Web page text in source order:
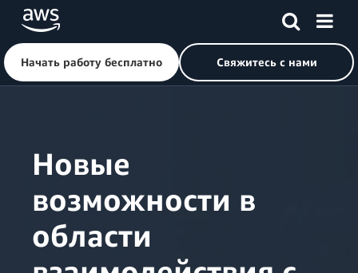
Начать работу бесплатно Свяжитесь с нами
Новые
возможности в
области